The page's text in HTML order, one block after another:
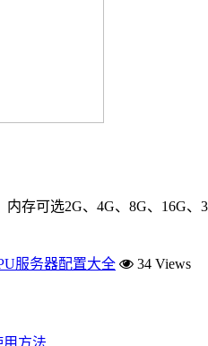
存可选2G、4G、8G、16G
服务器配置大全 34 Views
方法